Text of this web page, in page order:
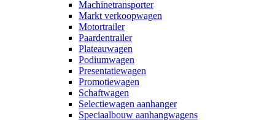
Machinetransporter
Markt verkoopwagen
Motortrailer
Paardentrailer
Plateauwagen
Podiumwagen
Presentatiewagen
Promotiewagen
Schaftwagen
Selectiewagen aanhanger
Speciaalbouw aanhangwagens